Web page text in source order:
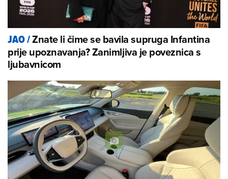
JAO/Znate li čime se bavila supruga Infantina
prije upoznavanja? Zanimljiva je poveznica s
ljubavnicom